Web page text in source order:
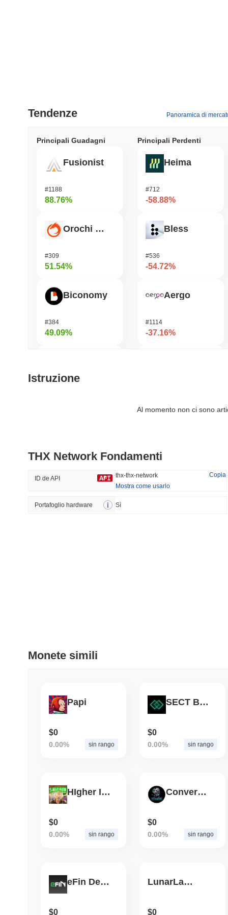
Tendenze Panoramica di
Principali Guadagni
Fusionist
#1188
88.76%
Orochi Network
#309
51.54%
Biconomy
#384
49.09%
#942
Principali Perdenti
Heima
#712
-58.88%
Bless
#536
-54.72%
Aergo
#1114
-37.16%
#698
Tendenze
Istruzione
Al momento non ci sono
THX Network Fondamenti
ID de API thx-thx-network
Copia
Mostra come usarlo
Portafoglio hardware Sì
Monete simili
Papi
$0
0.00% sin rango
SECT BOT
$0
0.00% sin rango
HIgher IMO
$0
0.00% sin rango
Converge Bot
$0
0.00% sin rango
eFin Decentralized
$0
LunarLattice
$0